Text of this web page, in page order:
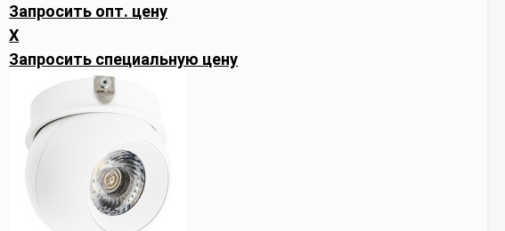
Запросить опт. цену
X
Запросить специальную цену